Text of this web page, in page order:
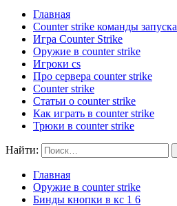
Главная
Counter strike команды запуска
Игра Counter Strike
Оружие в counter strike
Игроки cs
Про сервера counter strike
Counter strike
Статьи о counter strike
Как играть в counter strike
Трюки в counter strike
Найти:
Главная
Оружие в counter strike
Бинды кнопки в кс 1 6